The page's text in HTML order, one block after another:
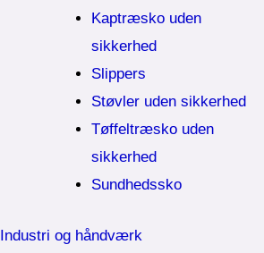
Kaptræsko uden
sikkerhed
Slippers
Støvler uden sikkerhed
Tøffeltræsko uden
sikkerhed
Sundhedssko
Industri og håndværk